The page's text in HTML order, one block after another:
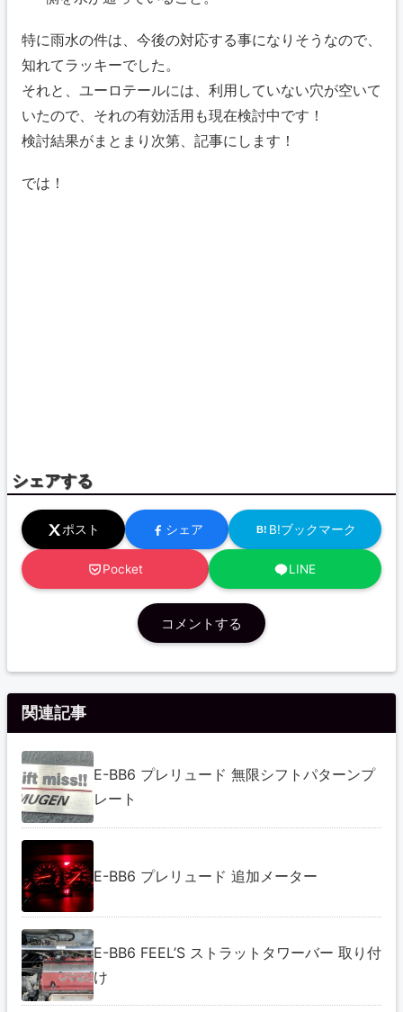
特に雨水の件は、今後の対応する事になりそうなので、
知れてラッキーでした。
それと、ユーロテールには、利用していない穴が空いて
いたので、それの有効活用も現在検討中です！
検討結果がまとまり次第、記事にします！
では！
シェアする
ポスト シェア B! B!ブックマーク
Pocket LINE
コメントする
関連記事
E-BB6 プレリュード 無限シフトパターンプ
レート
E-BB6 プレリュード 追加メーター
E-BB6 FEEL’S ストラットタワーバー 取り付
け